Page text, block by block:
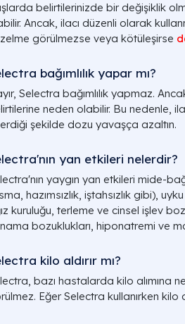
belirtilerinizde bir değişiklik
Ancak, ilacı düzenli olarak
görülmezse veya kötüleşirse
bağımlılık yapar mı?
Selectra bağımlılık yapmaz.
neden olabilir. Bu nedenle,
şekilde dozu yavaşça azaltın.
yan etkileri nelerdir?
yaygın yan etkileri mide-
hazımsızlık, iştahsızlık gibi),
kuruluğu, terleme ve cinsel işlev
bozuklukları, hiponatremi ve
kilo aldırır mı?
bazı hastalarda kilo alımına
Eğer Selectra kullanırken kilo